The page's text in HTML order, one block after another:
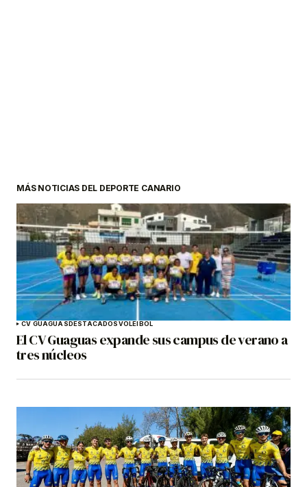
MÁS NOTICIAS DEL DEPORTE CANARIO
CV GUAGUASDESTACADOSVOLEIBOL
El CV Guaguas expande sus campus de verano a
tres núcleos